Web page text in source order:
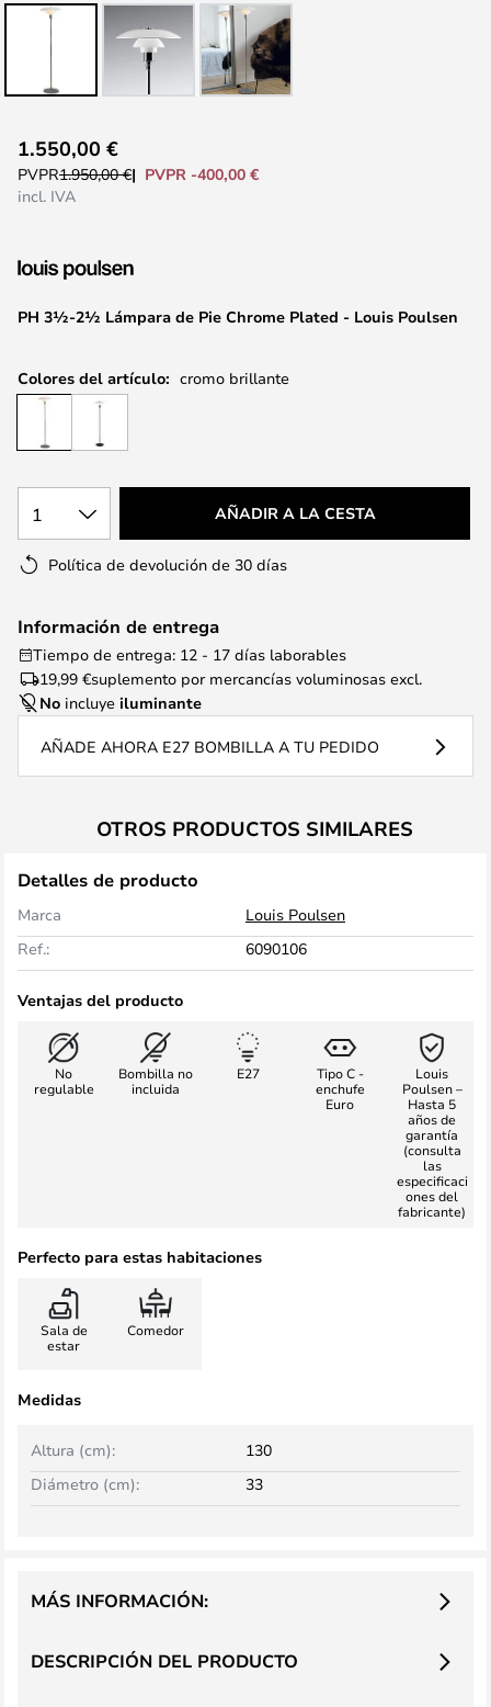
comienzo
galería
imágenes
PH 3½-2½ Lámpara de Pie Chrome Plated - Louis Poulsen
1.550,00 €
PVPR1.950,00 €
PVPR -400,00 €
incl. IVA
Colores del artículo: cromo brillante
1 AÑADIR A LA CESTA
Política de devolución de 30 días
Información de entrega
Tiempo de entrega: 12 - 17 días laborables
19,99 €suplemento por mercancías voluminosas excl.
No incluye iluminante
AÑADE AHORA E27 BOMBILLA A TU PEDIDO
OTROS PRODUCTOS SIMILARES
Detalles de producto
Marca
Louis Poulsen
Ref.:
6090106
Ventajas del producto
No
regulable
Bombilla no
incluida
E27
Tipo C -
enchufe
Euro
Louis
Poulsen –
Hasta 5
años de
garantía
(consulta
las
especificaci
ones del
fabricante)
Perfecto para estas habitaciones
Sala de
estar
Comedor
Medidas
Altura (cm):
130
Diámetro (cm):
33
DESCRIPCIÓN DEL PRODUCTO
MÁS INFORMACIÓN: